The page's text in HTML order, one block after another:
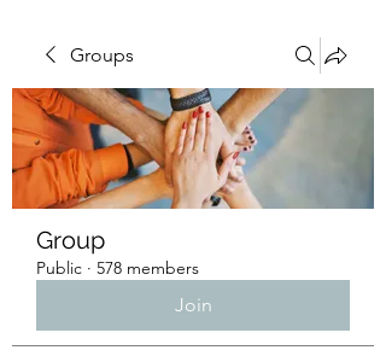
Groups
Group
Public · 578 members
Join